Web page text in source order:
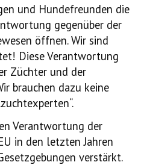
und Hundefreunden die
gegenüber der
öffnen. Wir sind
Diese Verantwortung
Züchter und der
brauchen dazu keine
Verantwortung der
in den letzten Jahren
verstärkt.